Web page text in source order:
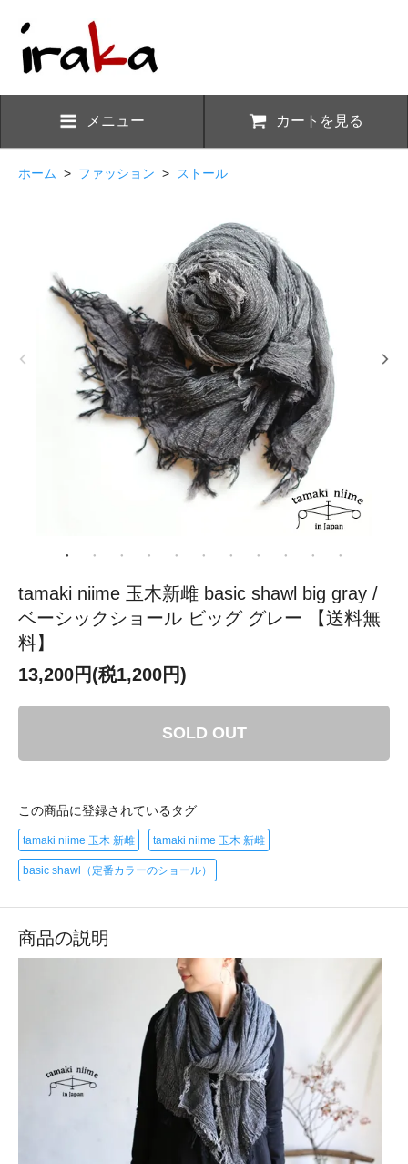
メニュー カートを見る
ホーム > ファッション > ストール
tamaki niime 玉木新雌 basic shawl big gray /
ベーシックショール ビッグ グレー 【送料無
料】
13,200円(税1,200円)
SOLD OUT
この商品に登録されているタグ
tamaki niime 玉木 新雌 tamaki niime 玉木 新雌
basic shawl（定番カラーのショール）
商品の説明